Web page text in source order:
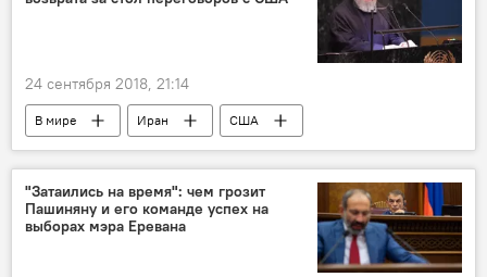
24 сентября 2018, 21:14
В мире Иран
США
Нью-Йорк
Хасан Роухани
Дональд Трамп
"Затаились на время": чем грозит
Пашиняну и его команде успех на
выборах мэра Еревана